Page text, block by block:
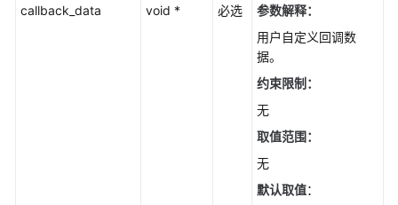
callback_data void * 必选
参数解释：
用户自定义回调数
据。
约束限制：
无
取值范围：
无
默认取值：